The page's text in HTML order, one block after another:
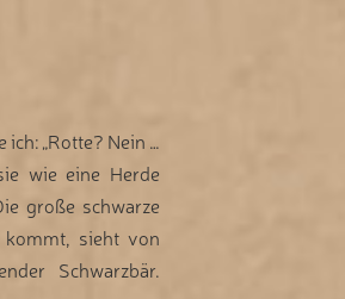
„Rotte? Nein …
wie eine Herde
große schwarze
sieht von
Schwarzbär.